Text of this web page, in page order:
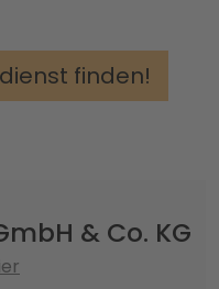
finden!
& Co. KG